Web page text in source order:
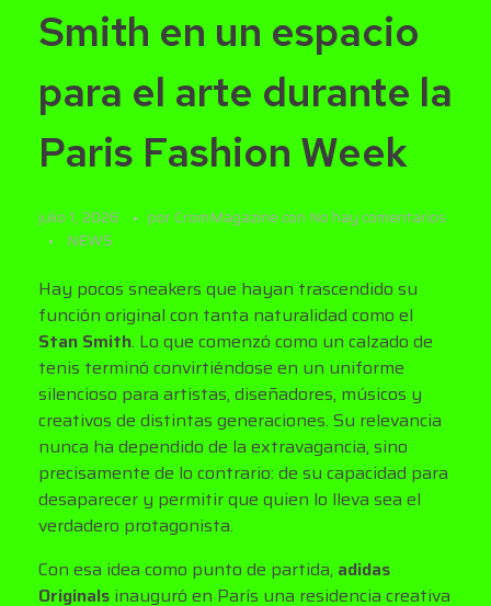
Smith en un espacio
para el arte durante la
Paris Fashion Week
julio 1, 2026 porCromMagazinecon No hay comentarios
NEWS
Hay pocos sneakers que hayan trascendido su
función original con tanta naturalidad como el
Stan Smith. Lo que comenzó como un calzado de
tenis terminó convirtiéndose en un uniforme
silencioso para artistas, diseñadores, músicos y
creativos de distintas generaciones. Su relevancia
nunca ha dependido de la extravagancia, sino
precisamente de lo contrario: de su capacidad para
desaparecer y permitir que quien lo lleva sea el
verdadero protagonista.
Con esa idea como punto de partida, adidas
Originals inauguró en París una residencia creativa